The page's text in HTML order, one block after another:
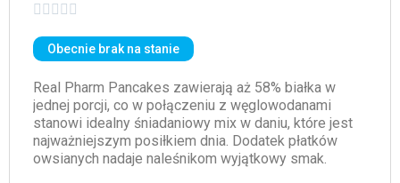
    
Obecnie brak na stanie
Real Pharm Pancakes zawierają aż 58% białka w
jednej porcji, co w połączeniu z węglowodanami
stanowi idealny śniadaniowy mix w daniu, które jest
najważniejszym posiłkiem dnia. Dodatek płatków
owsianych nadaje naleśnikom wyjątkowy smak.